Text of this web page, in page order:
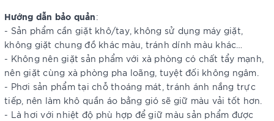
Hướng dẫn bảo quản:
- Sản phẩm cần giặt khô/tay, không sử dụng máy giặt,
không giặt chung đồ khác màu, tránh dính màu khác…
- Không nên giặt sản phẩm với xà phòng có chất tẩy mạnh,
nên giặt cùng xà phòng pha loãng, tuyệt đối không ngâm.
- Phơi sản phẩm tại chỗ thoáng mát, tránh ánh nắng trực
tiếp, nên làm khô quần áo bằng gió sẽ giữ màu vải tốt hơn.
- Là hơi với nhiệt độ phù hợp để giữ màu sản phẩm được